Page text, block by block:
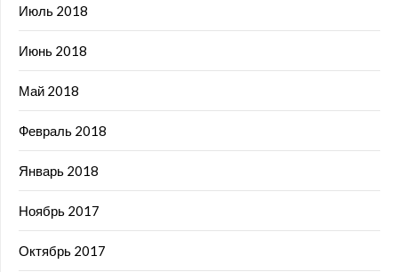
Июль 2018
Июнь 2018
Май 2018
Февраль 2018
Январь 2018
Ноябрь 2017
Октябрь 2017